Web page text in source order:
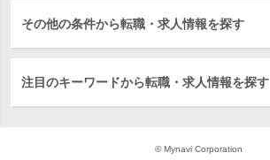
その他の条件から転職・求人情報を探す
注目のキーワードから転職・求人情報を探す
© Mynavi Corporation